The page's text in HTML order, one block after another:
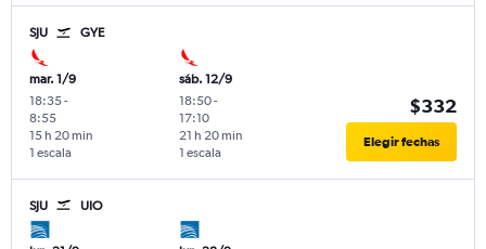
SJU GYE
mar. 1/9
18:35-
8:55
1 escala
15 h 20 min
sáb. 12/9
18:50-
17:10
1 escala
21 h 20 min
$332
Elegir fechas
SJU UIO